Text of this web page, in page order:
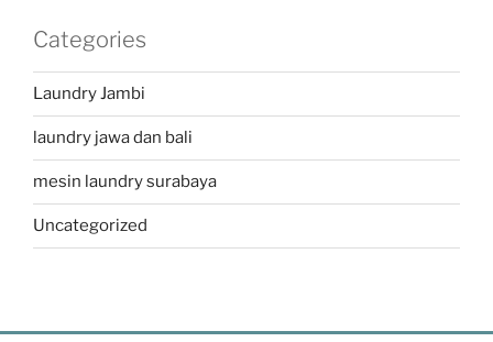
Categories
Laundry Jambi
laundry jawa dan bali
mesin laundry surabaya
Uncategorized